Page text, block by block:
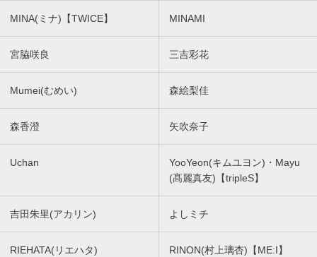
MINA(ミナ)【TWICE】 MINAMI
宮脇咲良 三吉彩花
Mumei(むめい) 森絵梨佳
森香澄 矢吹奈子
Uchan
YooYeon(キムユヨン)・Mayu
(髙麗真友)【tripleS】
吉田朱里(アカリン) よしミチ
RIEHATA(リエハタ) RINON(村上璃杏)【ME:I】